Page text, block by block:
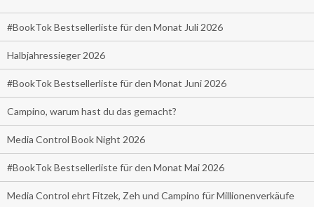
#BookTok Bestsellerliste für den Monat Juli 2026
Halbjahressieger 2026
#BookTok Bestsellerliste für den Monat Juni 2026
Campino, warum hast du das gemacht?
Media Control Book Night 2026
#BookTok Bestsellerliste für den Monat Mai 2026
Media Control ehrt Fitzek, Zeh und Campino für Millionenverkäufe